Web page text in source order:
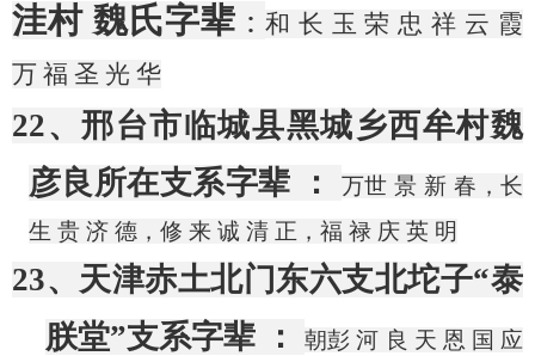
洼村 魏氏字辈 : 和 长 玉 荣 忠 祥 云 霞
万 福 圣 光 华
22、邢台市临城县黑城乡西牟村魏
彦良所在支系字辈 ：
万世 景 新 春，长
生 贵 济 德，修 来 诚 清 正，福 禄 庆 英 明
23、天津赤土北门东六支北坨子“泰
朕堂”支系字辈 ：朝彭 河 良 天 恩 国 应